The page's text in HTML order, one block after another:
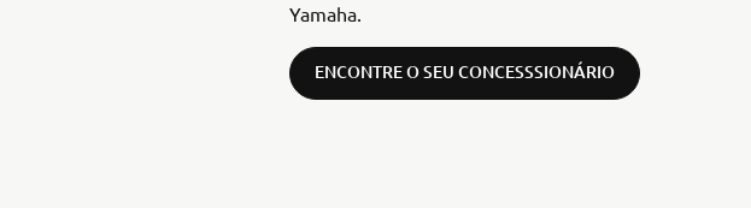
Yamaha.
ENCONTRE O SEU CONCESSSIONÁRIO